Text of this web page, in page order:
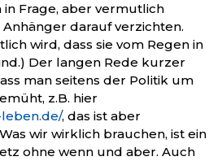
Frage, aber vermutlich
darauf verzichten.
wird, dass sie vom Regen in
Der langen Rede kurzer
man seitens der Politik um
z.B. hier
, das ist aber
wir wirklich brauchen, ist ein
ohne wenn und aber. Auch